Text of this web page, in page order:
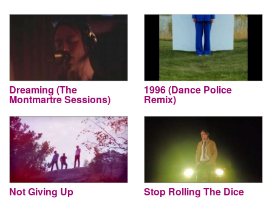
Dreaming (The
Montmartre Sessions)
1996 (Dance Police
Remix)
Not Giving Up Stop Rolling The Dice